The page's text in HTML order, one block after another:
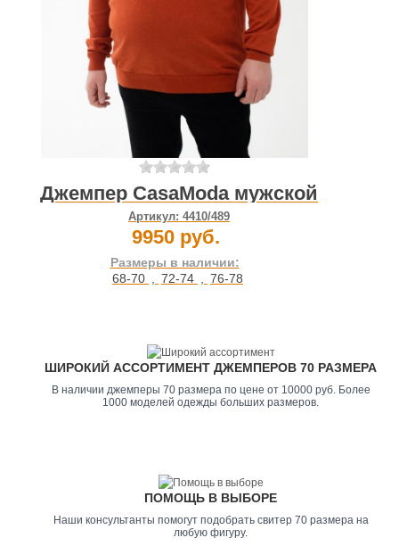
Джемпер CasaModa мужской
Артикул: 4410/489
9950 руб.
Размеры в наличии:
68-70 , 72-74 , 76-78
ШИРОКИЙ АССОРТИМЕНТ ДЖЕМПЕРОВ 70 РАЗМЕРА
В наличии джемперы 70 размера по цене от 10000 руб. Более
1000 моделей одежды больших размеров.
ПОМОЩЬ В ВЫБОРЕ
Наши консультанты помогут подобрать свитер 70 размера на
любую фигуру.